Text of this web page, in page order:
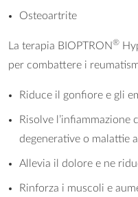
Osteoartrite
La terapia BIOPTRON®
per combattere i
Riduce il gonfiore e gli
Risolve l’infiammazione
degenerative o malattie
Allevia il dolore e ne
Rinforza i muscoli e